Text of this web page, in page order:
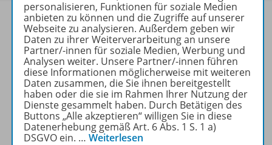
Produktinformationen
Beschreibung
personalisieren, Funktionen für soziale Medien
anbieten zu können und die Zugriffe auf unserer
Webseite zu analysieren. Außerdem geben wir
Daten zu ihrer Weiterverarbeitung an unsere
Partner/-innen für soziale Medien, Werbung und
Analysen weiter. Unsere Partner/-innen führen
diese Informationen möglicherweise mit weiteren
Daten zusammen, die Sie ihnen bereitgestellt
haben oder die sie im Rahmen Ihrer Nutzung der
Dienste gesammelt haben. Durch Betätigen des
Buttons „Alle akzeptieren“ willigen Sie in diese
Datenerhebung gemäß Art. 6 Abs. 1 S. 1 a)
DSGVO ein. … Weiterlesen